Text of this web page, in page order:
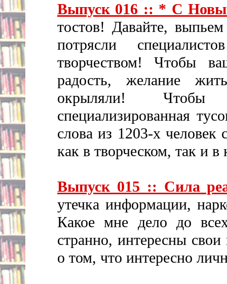
Выпуск 016 :: * С
тостов! Давайте,
потрясли
творчеством! Чтобы
радость, желание
окрыляли!
специализированная
слова из 1203-х
как в творческом, так и
Выпуск 015 :: Сила
утечка информации,
Какое мне дело до
странно, интересны
о том, что интересно